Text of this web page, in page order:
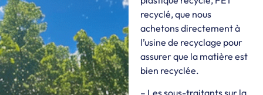
recyclé, que nous
achetons directement à
l’usine de recyclage pour
assurer que la matière est
bien recyclée.
– Les sous-traitants sur la